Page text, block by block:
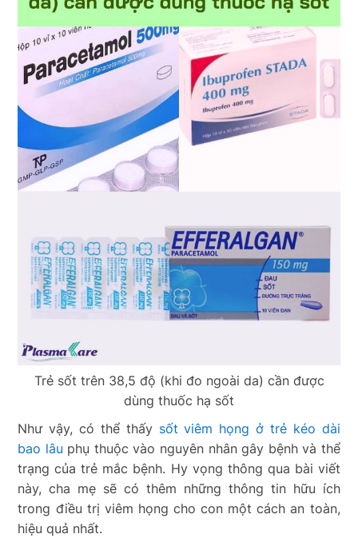
Trẻ sốt trên 38,5 độ (khi đo ngoài da) cần được
dùng thuốc hạ sốt
Như vậy, có thể thấy sốt viêm họng ở trẻ kéo dài
bao lâu phụ thuộc vào nguyên nhân gây bệnh và thể
trạng của trẻ mắc bệnh. Hy vọng thông qua bài viết
này, cha mẹ sẽ có thêm những thông tin hữu ích
trong điều trị viêm họng cho con một cách an toàn,
hiệu quả nhất.